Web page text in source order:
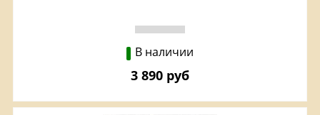
В наличии
3 890 руб